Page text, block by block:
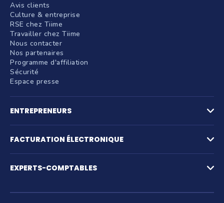
Avis clients
Culture & entreprise
RSE chez Tiime
Travailler chez Tiime
Nous contacter
Nos partenaires
Programme d'affiliation
Sécurité
Espace presse
ENTREPRENEURS
Logiciel de devis
Gestion des achats
Création d'entreprise
FACTURATION ÉLECTRONIQUE
Plateforme agréée de facturation électronique
EXPERTS-COMPTABLES
Production comptable